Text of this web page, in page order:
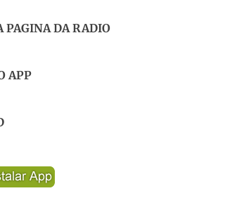
PAGINA DA RADIO
APP